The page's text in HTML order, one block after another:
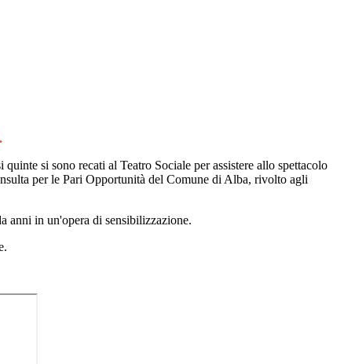
si sono recati al Teatro Sociale per assistere allo spettacolo
per le Pari Opportunità del Comune di Alba, rivolto agli
anni in un'opera di sensibilizzazione.